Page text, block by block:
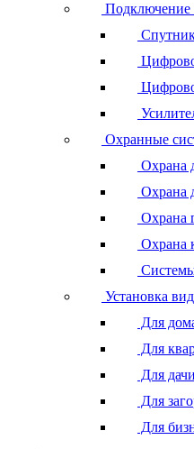
Подключение
Охранные
Охрана
Охрана
Охрана
Охрана
Установка
Для
Для
Для дачи
Для
Для